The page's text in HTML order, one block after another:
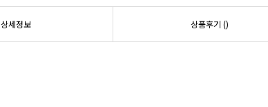
상세정보 상품후기 ()